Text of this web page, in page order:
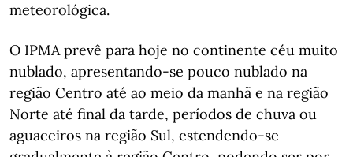
meteorológica.
O IPMA prevê para hoje no continente céu muito
nublado, apresentando-se pouco nublado na
região Centro até ao meio da manhã e na região
Norte até final da tarde, períodos de chuva ou
aguaceiros na região Sul, estendendo-se